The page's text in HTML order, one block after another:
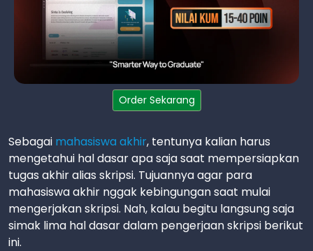
Order Sekarang
Sebagai mahasiswa akhir, tentunya kalian harus
mengetahui hal dasar apa saja saat mempersiapkan
tugas akhir alias skripsi. Tujuannya agar para
mahasiswa akhir nggak kebingungan saat mulai
mengerjakan skripsi. Nah, kalau begitu langsung saja
simak lima hal dasar dalam pengerjaan skripsi berikut
ini.